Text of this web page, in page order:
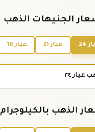
الجنيهات الذهب
24 عيار 21 عيار 18
٢٤
الذهب بالكيلوجرام